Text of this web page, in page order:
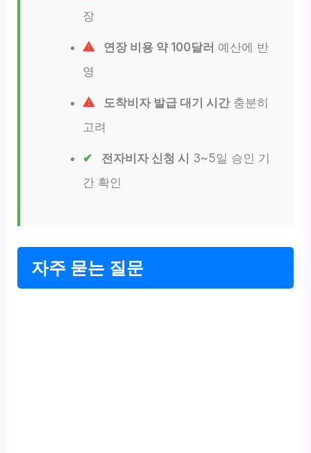
장
연장 비용 약 100달러 예산에 반
영
도착비자 발급 대기 시간충분히
고려
전자비자 신청 시 3~5일 승인 기
간 확인
자주 묻는 질문